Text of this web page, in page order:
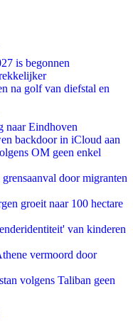
is begonnen
na golf van diefstal en
naar Eindhoven
backdoor in iCloud aan
OM geen enkel
door migranten
groeit naar 100 hectare
van kinderen
vermoord door
volgens Taliban geen